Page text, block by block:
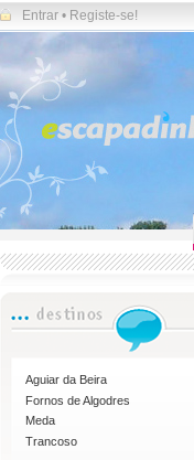
Entrar • Registe-se!
Aguiar da Beira
Fornos de Algodres
Meda
Trancoso